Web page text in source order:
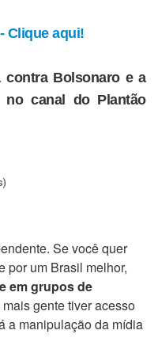
Clique aqui!
contra Bolsonaro e a
no canal do Plantão
Se você quer
por um Brasil melhor,
em grupos de
mais gente tiver acesso
a manipulação da mídia